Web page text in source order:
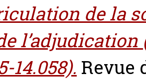
de la
14.058). Revue